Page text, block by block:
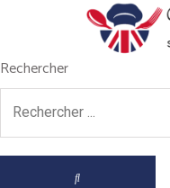
Rechercher